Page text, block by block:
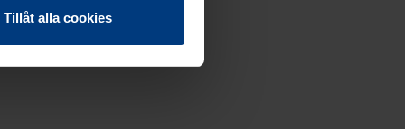
Tillåt alla cookies